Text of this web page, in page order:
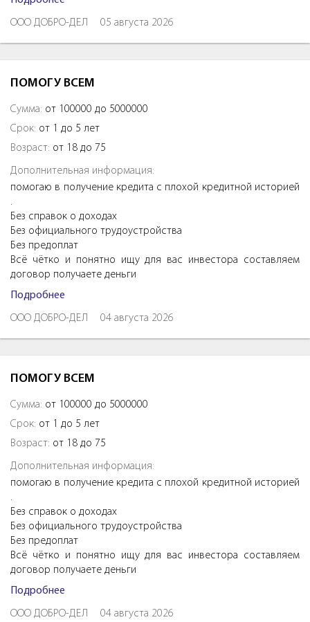
ООО ДОБРО-ДЕЛ 05 августа 2026
ПОМОГУ ВСЕМ
Сумма: от 100000 до 5000000
Срок: от 1 до 5 лет
Возраст: от 18 до 75
Дополнительная информация:
помогаю в получение кредита с плохой кредитной историей
.
Без справок о доходах
Без официального трудоустройства
Без предоплат
Всё чётко и понятно ищу для вас инвестора составляем
договор получаете деньги
Подробнее
ООО ДОБРО-ДЕЛ 04 августа 2026
ПОМОГУ ВСЕМ
Сумма: от 100000 до 5000000
Срок: от 1 до 5 лет
Возраст: от 18 до 75
Дополнительная информация:
помогаю в получение кредита с плохой кредитной историей
.
Без справок о доходах
Без официального трудоустройства
Без предоплат
Всё чётко и понятно ищу для вас инвестора составляем
договор получаете деньги
Подробнее
ООО ДОБРО-ДЕЛ 04 августа 2026